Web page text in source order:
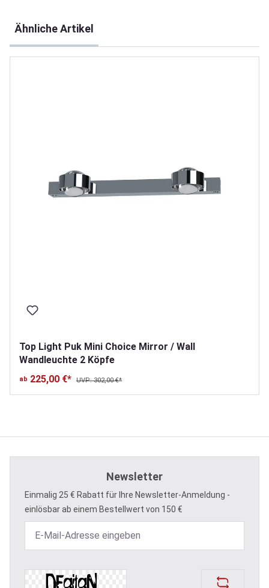
Ähnliche Artikel
Top Light Puk Mini Choice Mirror / Wall
Wandleuchte 2 Köpfe
ab 225,00 €* UVP: 302,00 €*
Newsletter
Einmalig 25 € Rabatt für Ihre Newsletter-Anmeldung -
einlösbar ab einem Bestellwert von 150 €